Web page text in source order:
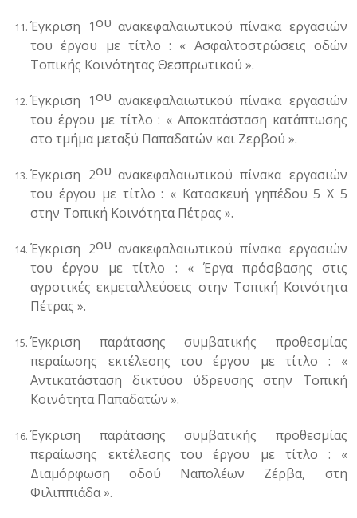
Έγκριση 1ου ανακεφαλαιωτικού πίνακα εργασιών
του έργου με τίτλο : « Ασφαλτοστρώσεις οδών
Τοπικής Κοινότητας Θεσπρωτικού ».
Έγκριση 1ου ανακεφαλαιωτικού πίνακα εργασιών
του έργου με τίτλο : « Αποκατάσταση κατάπτωσης
στο τμήμα μεταξύ Παπαδατών και Ζερβού ».
Έγκριση 2ου ανακεφαλαιωτικού πίνακα εργασιών
του έργου με τίτλο : « Κατασκευή γηπέδου 5 Χ 5
στην Τοπική Κοινότητα Πέτρας ».
Έγκριση 2ου ανακεφαλαιωτικού πίνακα εργασιών
του έργου με τίτλο : « Έργα πρόσβασης στις
αγροτικές εκμεταλλεύσεις στην Τοπική Κοινότητα
Πέτρας ».
Έγκριση παράτασης
συμβατικής προθεσμίας
περαίωσης εκτέλεσης του έργου με τίτλο :
«
Αντικατάσταση δικτύου ύδρευσης στην Τοπική
Κοινότητα Παπαδατών».
Έγκριση παράτασης
συμβατικής προθεσμίας
περαίωσης εκτέλεσης του έργου με τίτλο :
«
Διαμόρφωση
οδού
Ναπολέων Ζέρβα, στη
Φιλιππιάδα ».